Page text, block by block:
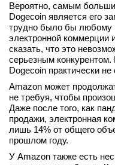
Вероятно, самым
Dogecoin является его
трудно было бы любому
электронной коммерции
сказать, что это
серьезным
Dogecoin практически не
Amazon может
не требуя, чтобы
Даже после того, как
продажи, электронная
лишь 14% от общего
прошлом году.
У Amazon также есть